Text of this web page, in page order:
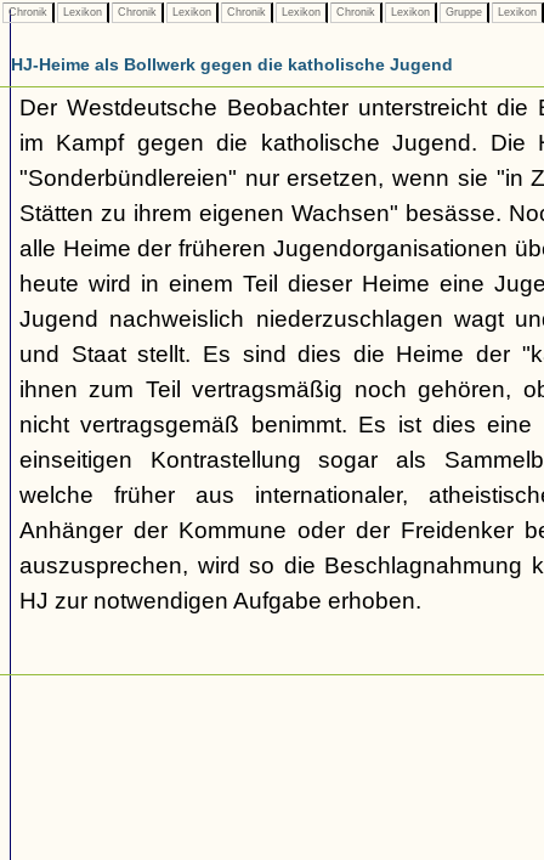
Chronik Lexikon Chronik Lexikon Chronik Lexikon Chronik Lexikon Gruppe Lexikon
HJ-Heime als Bollwerk gegen die katholische Jugend
Der Westdeutsche Beobachter unterstreicht die
im Kampf gegen die katholische Jugend. Die
"Sonderbündlereien" nur ersetzen, wenn sie "in
Stätten zu ihrem eigenen Wachsen" besässe.
alle Heime der früheren Jugendorganisationen
heute wird in einem Teil dieser Heime eine
Jugend nachweislich niederzuschlagen wagt
und Staat stellt. Es sind dies die Heime der
ihnen zum Teil vertragsmäßig noch gehören,
nicht vertragsgemäß benimmt. Es ist dies
einseitigen Kontrastellung sogar als
welche früher aus internationaler,
Anhänger der Kommune oder der Freidenker
auszusprechen, wird so die Beschlagnahmung
HJ zur notwendigen Aufgabe erhoben.